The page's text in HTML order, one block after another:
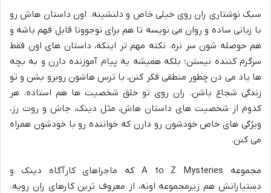
سبک نوشتاری ران روی خیلی خاص و دلنشینه. اون داستان هاش رو
با زبانی ساده و روان می نویسه تا هم برای نوجوونا قابل فهم باشه و
هم حوصله شون سر نره. نکته مهم تر اینکه، داستان های اون فقط
سرگرم کننده نیستن؛ بلکه همیشه یه پیام آموزنده دارن و به بچه
ها یاد می دن چطور منطقی فکر کنن، با ترس هاشون روبرو بشن و تو
زندگی شجاع باشن. ران روی تو خلق شخصیت ها هم استاده. هر
کدوم از شخصیت های داستان هاش، مثل دینک، جاش و روت رز،
ویژگی های خاص خودشون رو دارن که خواننده رو با خودشون همراه
می کنن.
مجموعه A to Z Mysteries که ماجراهای کارآگاه دینک و
دستیارانش هم زیرمجموعه اونه، از معروف ترین کارهای ران رویه.